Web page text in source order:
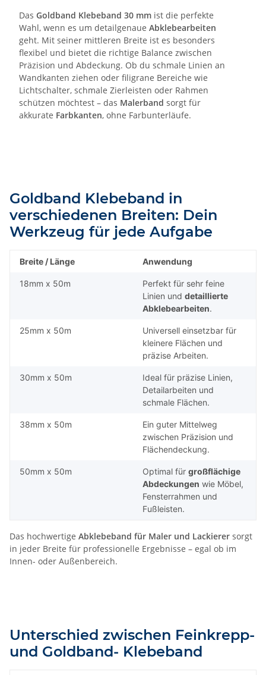
Das Goldband Klebeband 30 mm ist die perfekte
Wahl, wenn es um detailgenaue Abklebearbeiten
geht. Mit seiner mittleren Breite ist es besonders
flexibel und bietet die richtige Balance zwischen
Präzision und Abdeckung. Ob du schmale Linien an
Wandkanten ziehen oder filigrane Bereiche wie
Lichtschalter, schmale Zierleisten oder Rahmen
schützen möchtest – das Malerband sorgt für
akkurate Farbkanten, ohne Farbunterläufe.
Goldband Klebeband in
verschiedenen Breiten: Dein
Werkzeug für jede Aufgabe
Breite / Länge Anwendung
18mm x 50m
Perfekt für sehr feine
Linien und detaillierte
Abklebearbeiten.
25mm x 50m
Universell einsetzbar für
kleinere Flächen und
präzise Arbeiten.
30mm x 50m
Ideal für präzise Linien,
Detailarbeiten und
schmale Flächen.
38mm x 50m
Ein guter Mittelweg
zwischen Präzision und
Flächendeckung.
50mm x 50m Optimal für großflächige
Abdeckungen wie Möbel,
Fensterrahmen und
Fußleisten.
Das hochwertige Abklebeband für Maler und Lackierer sorgt
in jeder Breite für professionelle Ergebnisse – egal ob im
Innen- oder Außenbereich.
Unterschied zwischen Feinkrepp-
und Goldband- Klebeband